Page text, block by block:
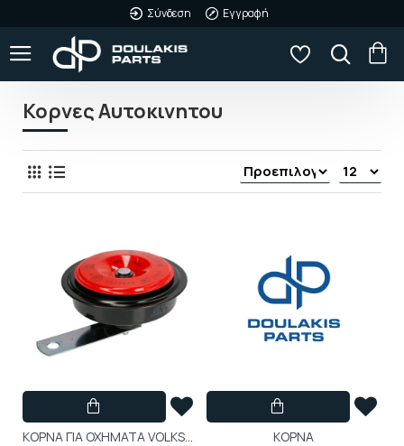
Σύνδεση Εγγραφή
Κορνες Αυτοκινητου
ΚΟΡΝΑ ΓΙΑ ΟΧΗΜΑΤΑ VOLKSWAGEN (335Hz 12V)-TP102954
ΚΟΡΝΑ